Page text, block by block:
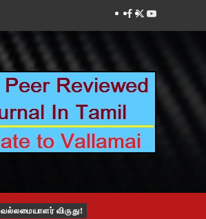
Facebook
TwitterYoutube
வல்லமையாளர் விருது!